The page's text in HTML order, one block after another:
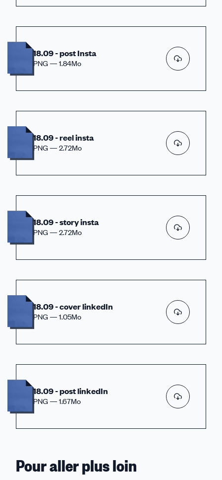
18.09 - post Insta
PNG — 1.84Mo
18.09 - reel insta
PNG — 2.72Mo
18.09 - story insta
PNG — 2.72Mo
18.09 - cover linkedIn
PNG — 1.05Mo
18.09 - post linkedIn
PNG — 1.67Mo
Pour aller plus loin